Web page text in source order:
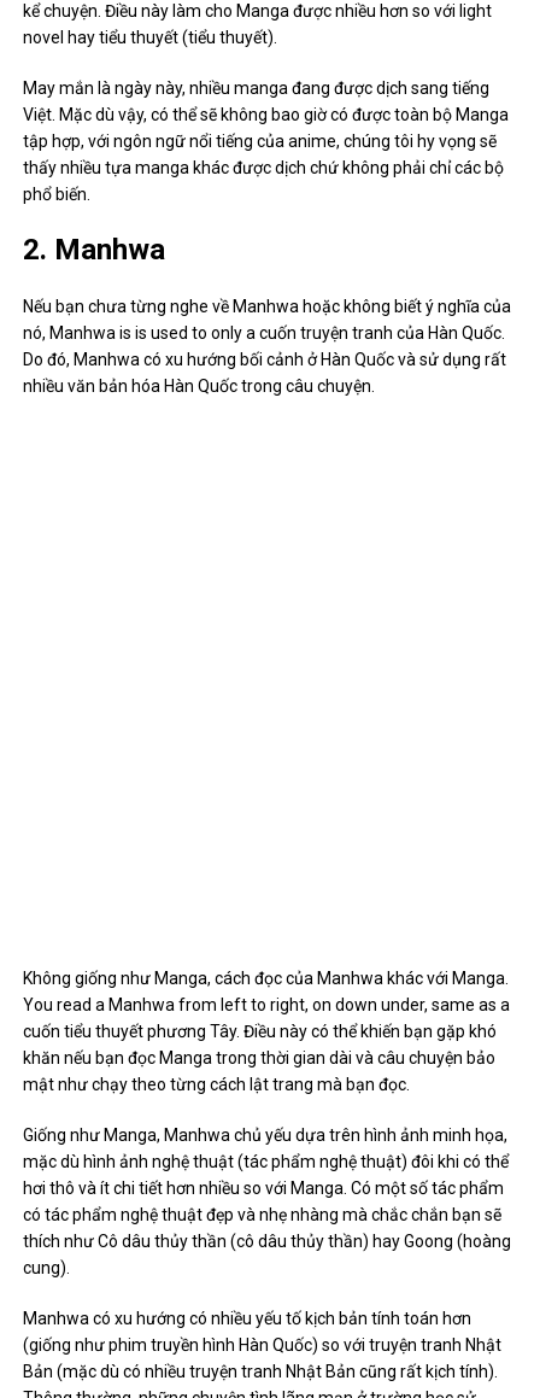
kể chuyện. Điều này làm cho Manga được nhiều hơn so với light
novel hay tiểu thuyết (tiểu thuyết).
May mắn là ngày này, nhiều manga đang được dịch sang tiếng
Việt. Mặc dù vậy, có thể sẽ không bao giờ có được toàn bộ Manga
tập hợp, với ngôn ngữ nổi tiếng của anime, chúng tôi hy vọng sẽ
thấy nhiều tựa manga khác được dịch chứ không phải chỉ các bộ
phổ biến.
2. Manhwa
Nếu bạn chưa từng nghe về Manhwa hoặc không biết ý nghĩa của
nó, Manhwa is is used to only a cuốn truyện tranh của Hàn Quốc.
Do đó, Manhwa có xu hướng bối cảnh ở Hàn Quốc và sử dụng rất
nhiều văn bản hóa Hàn Quốc trong câu chuyện.
điểm chính của truyện trong nhiều Manhwa, tuy nhiên, những câu
chuyện được suy nghĩ kỹ và được viết. tốt. Gần đây, các nhà văn
Manhwa đã mở ra ý tưởng về BL (Boy Love) và ngẫu nhiên bạn có
thể bắt gặp một manhwa BL. Một ví dụ về một Manhwa BL đã
được tạo nên một tiếng vang lớn trong cộng đồng fujoshi (Cộng
Mặc dù không phải tất cả Manhwa đều được dịch một cách
chuyên nghiệp, có một số ít được dịch sang tiếng Việt như Killing
Stalking. Chúng tôi hy vọng Manhwa sẽ trở nên phổ biến hơn khi
mọi người tìm kiếm những câu chuyện sâu sắc hơn và cốt truyện
tính toán. Sau tất cả, không phải Hàn Quốc hệ thống thế giới
3. Manhua